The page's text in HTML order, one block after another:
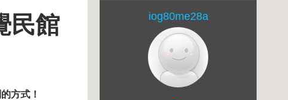
民館
方式 ！
iog80me28a